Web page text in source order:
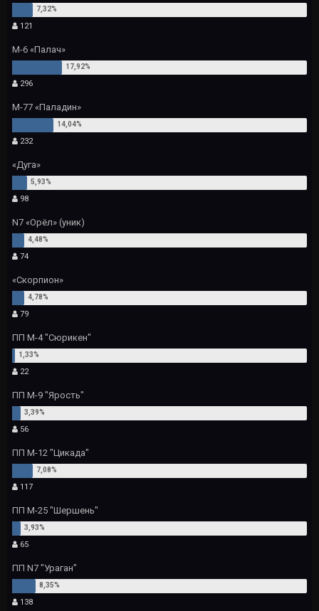
121
М-6 «Палач»
296
М-77 «Паладин»
232
«Дуга»
98
N7 «Орёл» (уник)
74
«Скорпион»
79
ПП М-4 "Сюрикен"
22
ПП М-9 "Ярость"
56
ПП М-12 "Цикада"
117
ПП М-25 "Шершень"
65
ПП N7 "Ураган"
138